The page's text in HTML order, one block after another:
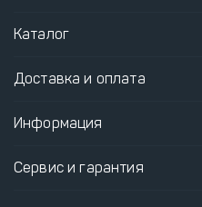
Каталог
Доставка и оплата
Информация
Сервис и гарантия